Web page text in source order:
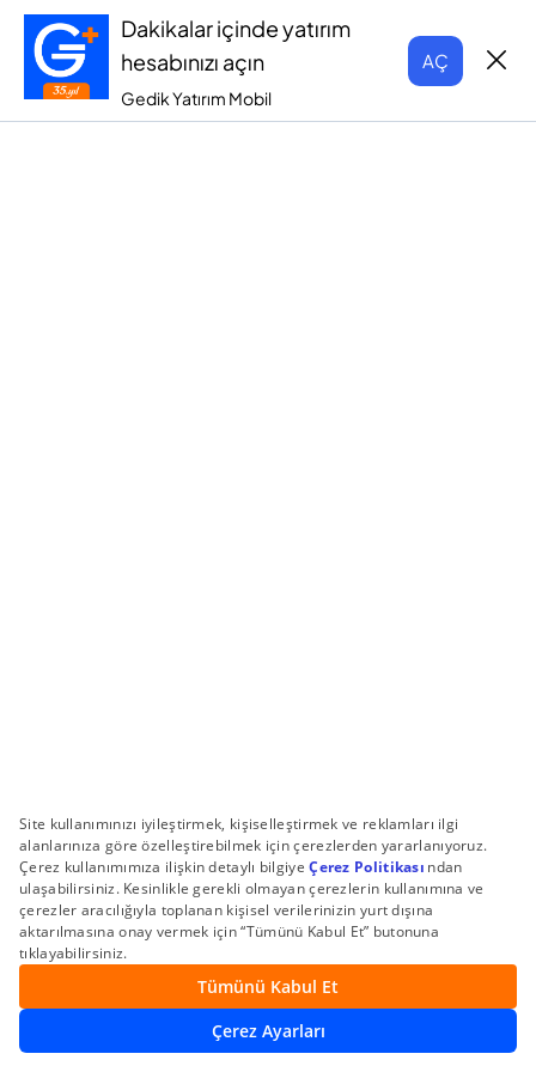
Dakikalar içinde yatırım
hesabınızı açın
Gedik Yatırım Mobil
AÇ